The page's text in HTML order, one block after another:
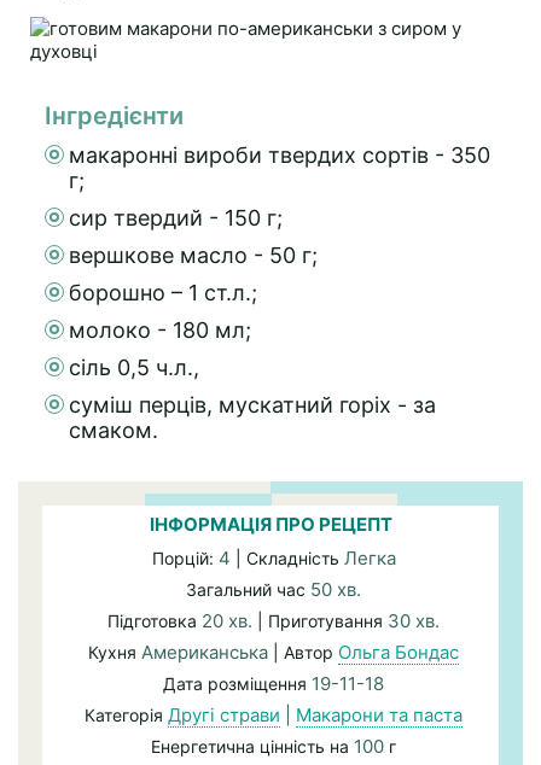
Інгредієнти
макаронні вироби твердих сортів - 350
г;
сир твердий - 150 г;
вершкове масло - 50 г;
борошно – 1 ст.л.;
молоко - 180 мл;
сіль 0,5 ч.л.,
суміш перців, мускатний горіх - за
смаком.
ІНФОРМАЦІЯ ПРО РЕЦЕПТ
Порцій: 4 | Складність Легка
Загальний час 50 хв.
Підготовка 20 хв. | Приготування 30 хв.
Кухня Американська | Автор Ольга Бондас
Дата розміщення 19-11-18
Категорія Другі страви Макарони та паста
Енергетична цінність на 100 г